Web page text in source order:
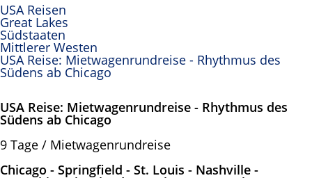
USA Reisen
Great Lakes
Südstaaten
Mittlerer Westen
USA Reise: Mietwagenrundreise - Rhythmus des
Südens ab Chicago
USA Reise: Mietwagenrundreise - Rhythmus des
Südens ab Chicago
9 Tage / Mietwagenrundreise
Chicago - Springfield - St. Louis - Nashville -